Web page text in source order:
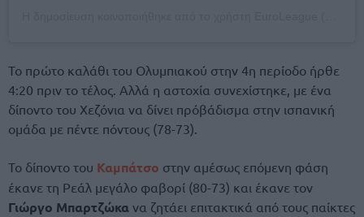
Το πρώτο καλάθι του Ολυμπιακού στην 4η περίοδο ήρθε
4:20 πριν το τέλος. Αλλά η αστοχία συνεχίστηκε, με ένα
δίποντο του Χεζόνια να δίνει πρόβάδισμα στην ισπανική
ομάδα με πέντε πόντους (78-73).
Το δίποντο του Καμπάτσο στην αμέσως επόμενη φάση
έκανε τη Ρεάλ μεγάλο φαβορί (80-73) και έκανε τον
Γιώργο Μπαρτζώκα να ζητάει επιτακτικά από τους παίκτες